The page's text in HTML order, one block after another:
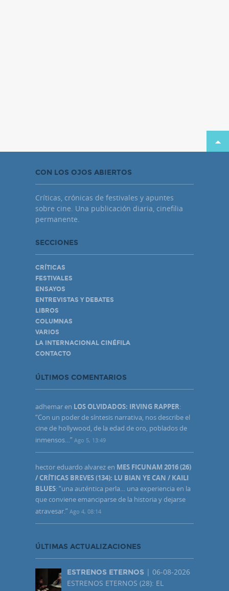
CON LOS OJOS ABIERTOS
Críticas, crónicas de festivales y apuntes
sobre cine. Una publicación diaria, cinefilia
permanente.
SECCIONES
CRÍTICAS
FESTIVALES
ENSAYOS
ENTREVISTAS Y DEBATES
LIBROS
COLUMNAS
VARIOS
LA INTERNACIONAL CINÉFILA
CONTACTO
ÚLTIMOS COMENTARIOS
adhemar en LOS OLVIDADOS: IRVING RAPPER:
“Con un poder de síntesis narrativa, nos describe el
cine de hollywood, de la edad de oro, poblados de
inmensos…” Ago 5, 13:49
hector eduardo alvarez en MES FICUNAM 2016 (26)
/ CRÍTICAS BREVES (134): LU BIAN YE CAN / KAILI
BLUES: “una auténtica perla… una experiencia en la
que conviene emanciparse de la historia y dejarse
atravesar.” Ago 4, 08:14
ÚLTIMAS ACTUALIZACIONES
ESTRENOS ETERNOS | 06-08-2026
ESTRENOS ETERNOS (28): EL